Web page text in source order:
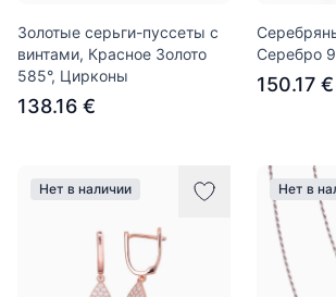
Золотые серьги-пуссеты с
винтами, Красное Золото
585°, Цирконы
138.16 €
Серебро
150.17 €
Нет в наличии Нет в